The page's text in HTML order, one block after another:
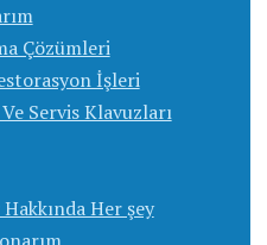
Çözümleri
İşleri
Servis Klavuzları
Her şey